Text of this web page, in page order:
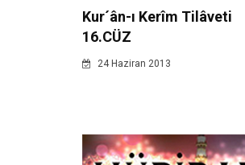
Kur´ân-ı Kerîm Tilâveti
16.CÜZ
24 Haziran 2013